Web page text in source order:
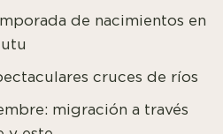
de nacimientos en
cruces de ríos
migración a través